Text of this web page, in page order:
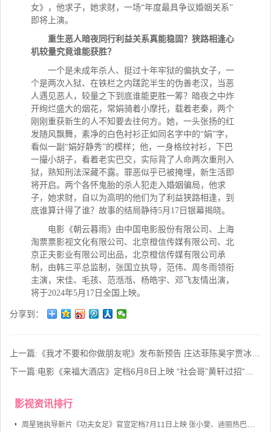
女》，他求子，她求财，一场“年度最具争议婚姻关系”
即将上演。
重生恶人暗夜同行利益关系真能稳固？狭路相逢心
机较量究竟谁能获胜？
一个是未成年杀人、挺过十年牢狱的偏执女子，一
个是两次入狱、在铁栏之内蹉跎半生的伪善老汉，当恶
人遇见恶人，较量之下到底谁能更胜一筹？暗夜之中炸
开绚烂盛大的烟花，常娟骑着小摩托，载着老秦，两个
刚刚重获新生的人不知要去往何方。她，一头张扬的红
发随风飘舞，素净的白色衬衫正如同名字中的“娟”字，
看似一副“娟好静秀”的模样；他，一身格纹衬衫，下巴
一撮小胡子，看着老实巴交，实际背了人命两次重刑入
狱，熟知刑法深藏不露。罪恶似乎已被掩埋，新生活即
将开启。两个各怀鬼胎的杀人犯走入婚姻骗局，他求
子，她求财，自以为高明的他们为了利益狭路相逢，到
底谁算计得了谁？故事的结局静待5月17日银幕揭晓。
电影《朝云暮雨》由中国电影股份有限公司、上海
淘票票影视文化有限公司、北京橙信传媒有限公司、北
京正夫影业有限公司出品，北京橙信传媒有限公司承
制，由韩三平总监制，张国立执导，范伟、周冬雨领衔
主演，宋佳、毛孩、范湉湉、杨皓宇、邓飞友情出演，
将于2024年5月17日全国上映。
分享到：
上一篇: 《我才不要和你做朋友呢》发布新预告 庄达菲陈昊宇贾冰牛莉上演欢乐隔辈亲
下一篇:电影《来福大酒店》定档6月8日上映 “社会哥”黄轩过招“泼辣老板娘”柳岩
影视资讯排行